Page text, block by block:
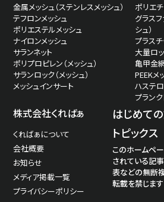
金属メッシュ（ステンレスメッシュ）
テフロンメッシュ
ポリエステルメッシュ
ナイロンメッシュ
サランネット
ポリプロピレン（メッシュ）
サランロック（メッシュ）
メッシュインサート
ポリエ
グラス
シュ）
プラスチ
大量ロ
亀甲金
PEEKメ
ハステ
プランク
株式会社くればぁ
くればぁについて
会社概要
お知らせ
メディア掲載一覧
プライバシーポリシー
はじめて
トピックス
このホームペ
されている記事
表などの無断
転載を禁じます